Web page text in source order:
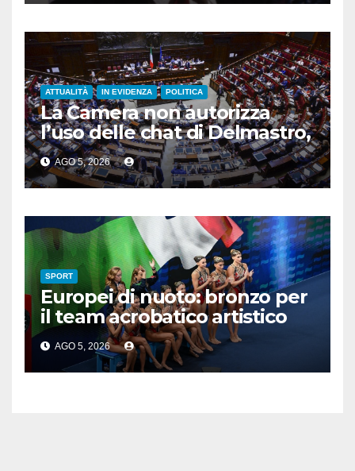
ATTUALITÀ IN EVIDENZA POLITICA
La Camera non autorizza
l’uso delle chat di Delmastro,
voto a scrutinio segreto
AGO 5, 2026
SPORT
Europei di nuoto: bronzo per
il team acrobatico artistico
dell’Italia
AGO 5, 2026